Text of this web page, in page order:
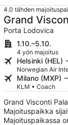
4.0 tähden
Grand
Porta Lodovica
1.10.–5.10.
4 yön majoitus
Helsinki (HEL)
Norwegian Air
Milano (MXP)
KLM • Coach
Grand Visconti
Majoituspaikka
Majoituspaikassa